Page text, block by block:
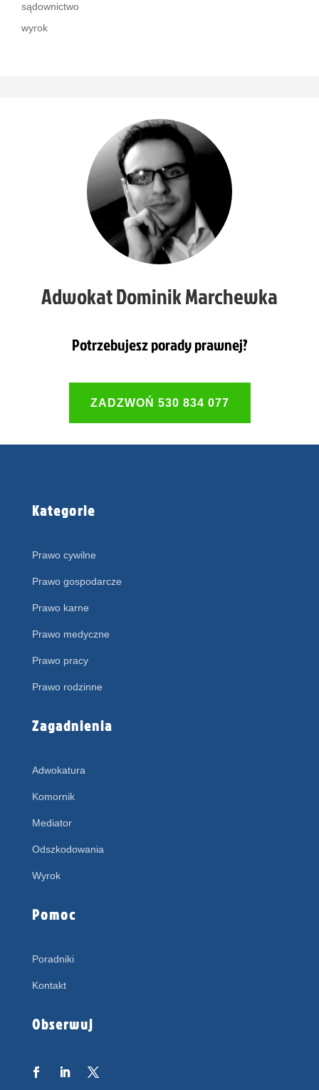
sądownictwo
wyrok
Adwokat Dominik Marchewka
Potrzebujesz porady prawnej?
ZADZWOŃ 530 834 077
Kategorie
Prawo cywilne
Prawo gospodarcze
Prawo karne
Prawo medyczne
Prawo pracy
Prawo rodzinne
Zagadnienia
Adwokatura
Komornik
Mediator
Odszkodowania
Wyrok
Pomoc
Poradniki
Kontakt
Obserwuj